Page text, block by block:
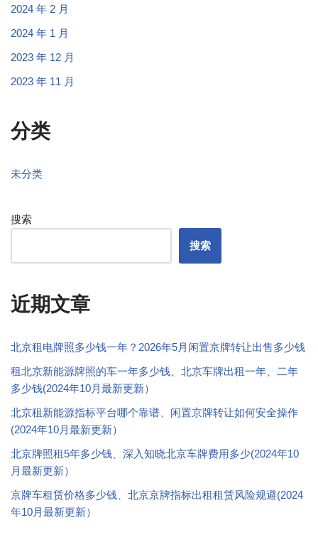
2024 年 2 月
2024 年 1 月
2023 年 12 月
2023 年 11 月
分类
未分类
搜索
搜索
近期文章
北京租电牌照多少钱一年？2026年5月闲置京牌转让出售多少钱
租北京新能源牌照的车一年多少钱、北京车牌出租一年、二年
多少钱(2024年10月最新更新）
北京租新能源指标平台哪个靠谱、闲置京牌转让如何安全操作
(2024年10月最新更新）
北京牌照租5年多少钱、深入知晓北京车牌费用多少(2024年10
月最新更新）
京牌车租赁价格多少钱、北京京牌指标出租租赁风险规避(2024
年10月最新更新）